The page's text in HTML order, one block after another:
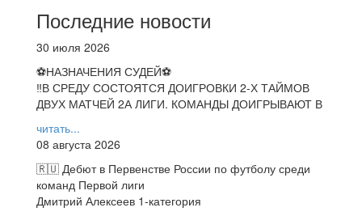
Последние новости
30 июля 2026
⚽НАЗНАЧЕНИЯ СУДЕЙ⚽
‼В СРЕДУ СОСТОЯТСЯ ДОИГРОВКИ 2-Х ТАЙМОВ
ДВУХ МАТЧЕЙ 2А ЛИГИ. КОМАНДЫ ДОИГРЫВАЮТ В
читать...
08 августа 2026
🇷🇺 Дебют в Первенстве России по футболу среди
команд Первой лиги
Дмитрий Алексеев 1-категория